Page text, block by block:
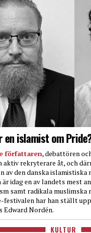
en islamist om
författaren, debattören
aktiv rekryterare åt, och
av den danska islamistiska
idag en av landets mest
samt radikala muslimska
festivalen har han ställt
Edward Nordén.
KULTUR